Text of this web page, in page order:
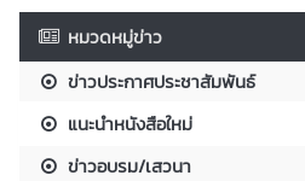
หมวดหมู่ข่าว
ข่าวประกาศประชาสัมพันธ์
แนะนำหนังสือใหม่
ข่าวอบรม/เสวนา